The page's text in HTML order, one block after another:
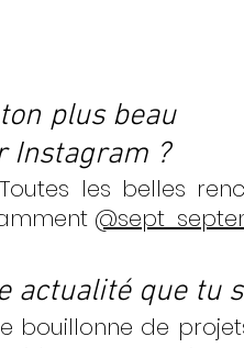
plus beau
Instagram ?
Toutes les belles
actualité que tu
bouillonne de